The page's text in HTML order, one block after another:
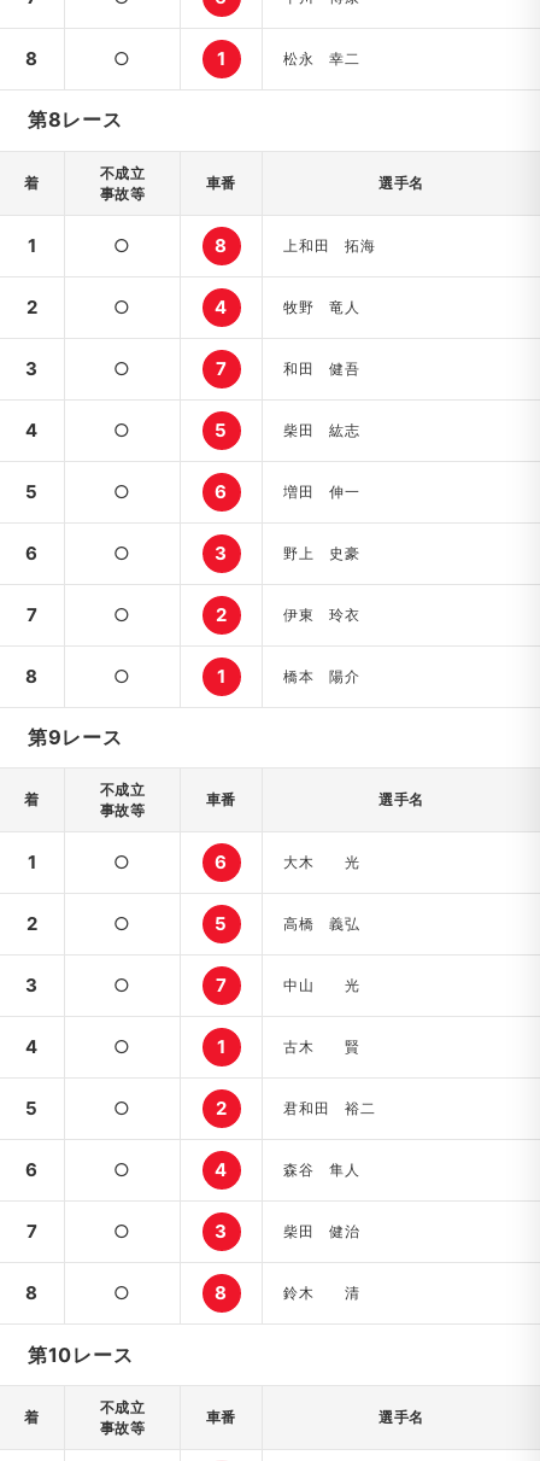
8 ○ 1 松永 幸二
第8レース
着
不成立
事故等
車番 選手名
1 ○ 8 上和田 拓海
2 ○ 4 牧野 竜人
3 ○ 7 和田 健吾
4 ○ 5 柴田 紘志
5 ○ 6 増田 伸一
6 ○ 3 野上 史豪
7 ○ 2 伊東 玲衣
8 ○ 1 橋本 陽介
第9レース
着
不成立
事故等
車番 選手名
1 ○ 6 大木 光
2 ○ 5 高橋 義弘
3 ○ 7 中山 光
4 ○ 1 古木 賢
5 ○ 2 君和田 裕二
6 ○ 4 森谷 隼人
7 ○ 3 柴田 健治
8 ○ 8 鈴木 清
第10レース
着
不成立
事故等
車番 選手名